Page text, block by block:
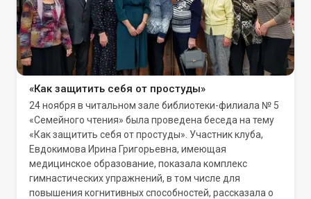
«Как защитить себя от простуды»
24 ноября в читальном зале библиотеки-филиала № 5
«Семейного чтения» была проведена беседа на тему
«Как защитить себя от простуды». Участник клуба,
Евдокимова Ирина Григорьевна, имеющая
медицинское образование, показала комплекс
гимнастических упражнений, в том числе для
повышения когнитивных способностей, рассказала о